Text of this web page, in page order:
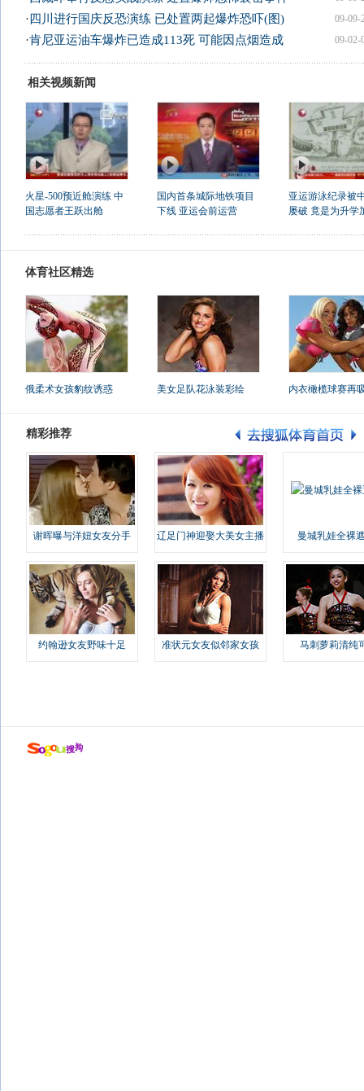
09-09-
· 四川进行国庆反恐演练 已处置两起爆炸恐吓(图)
09-02-
·肯尼亚运油车爆炸已造成113死 可能因点烟造成
相关视频新闻
火星-500预近舱演练 中
国志愿者王跃出舱
国内首条城际地铁项目
下线 亚运会前运营
亚运游泳纪录被
屡破 竟是为升学
体育社区精选
俄柔术女孩豹纹诱惑 美女足队花泳装彩绘 内衣橄榄球赛再
精彩推荐
谢晖曝与洋妞女友分手 辽足门神迎娶大美女主播 曼城乳娃全裸
约翰逊女友野味十足 准状元女友似邻家女孩 马刺萝莉清纯